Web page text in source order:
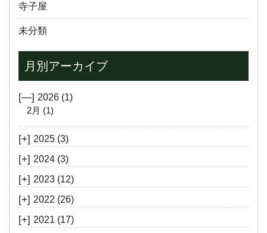
寺子屋
未分類
月別アーカイブ
[—] 2026 (1)
2月 (1)
[+] 2025 (3)
[+] 2024 (3)
[+] 2023 (12)
[+] 2022 (26)
[+] 2021 (17)